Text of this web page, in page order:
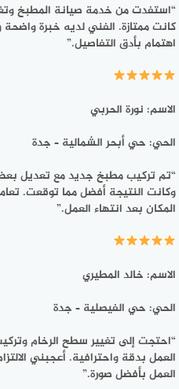
“استفدت من خدمة صيانة المطبخ
كانت ممتازة. الفني لديه خبرة
اهتمام بأدق التفاصيل.”
الاسم: نورة الحربي
الحي: حي أبحر الشمالية – جدة
“تم تركيب مطبخ جديد مع تعديل
وكانت النتيجة أفضل مما توقعت.
المكان بعد انتهاء العمل.”
الاسم: خالد المطيري
الحي: حي الفيصلية – جدة
“احتجت إلى تغيير سطح الرخام
العمل بدقة واحترافية. أعجبني
العمل بأفضل صورة.”